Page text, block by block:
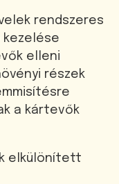
rendszeres
elleni
részek
a kártevők
elkülönített